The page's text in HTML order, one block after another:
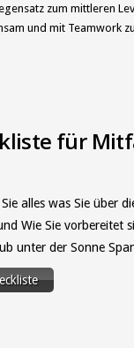
zum mittleren
und mit Teamwork
für
alles was Sie über
Wie Sie vorbereitet
unter der Sonne